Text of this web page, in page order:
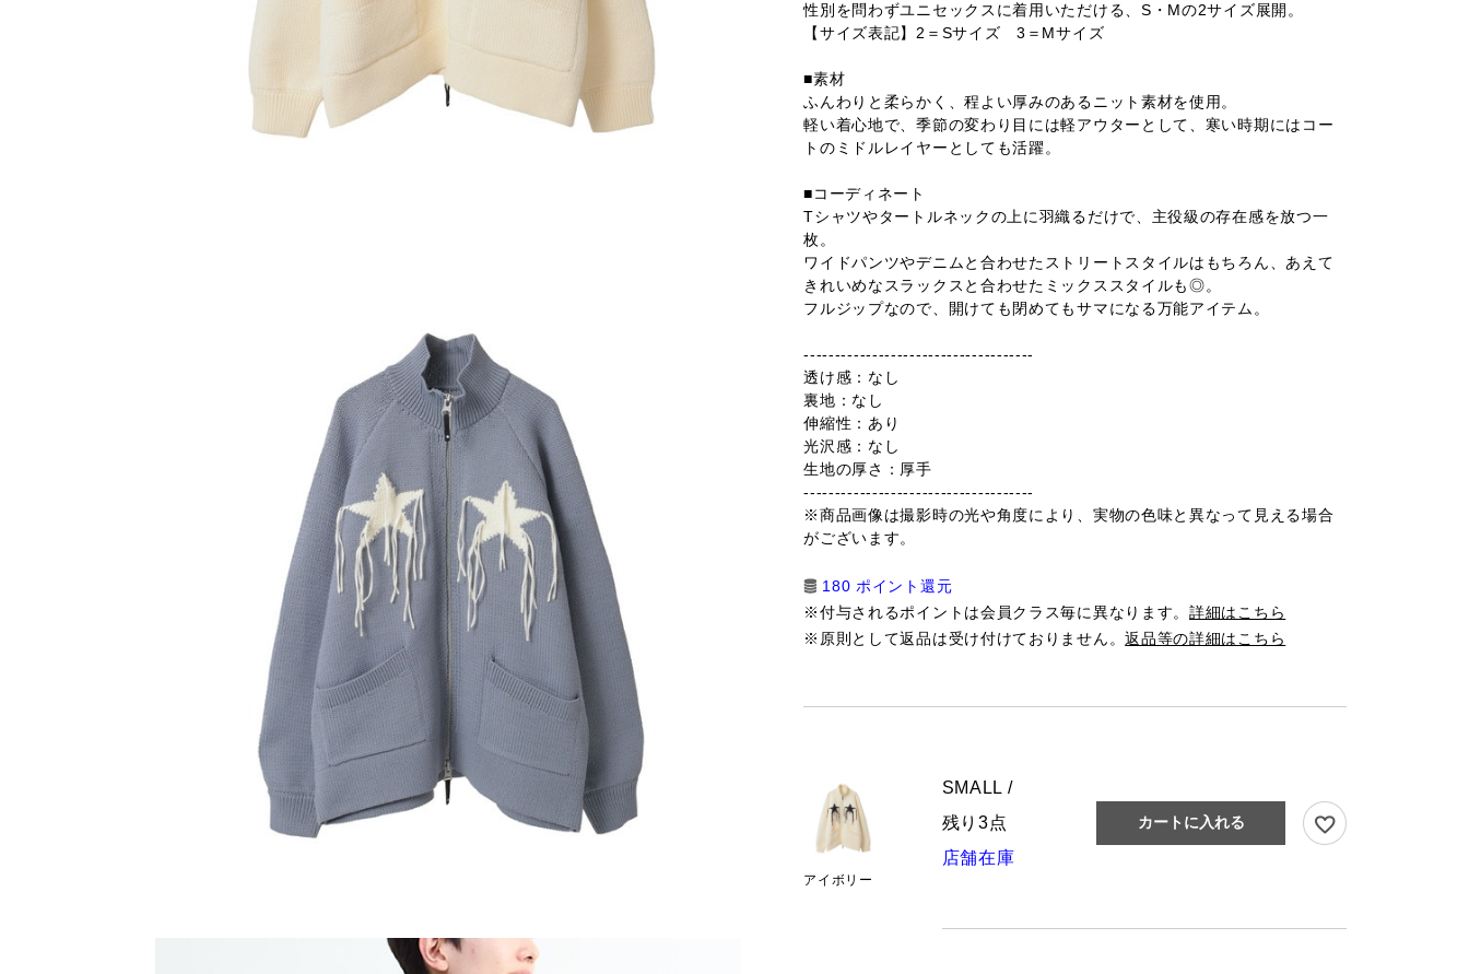
性別を問わずユニセックスに着用いただける、S・Mの2サイズ展開。
【サイズ表記】2＝Sサイズ 3＝Mサイズ
■素材
ふんわりと柔らかく、程よい厚みのあるニット素材を使用。
軽い着心地で、季節の変わり目には軽アウターとして、寒い時期にはコー
トのミドルレイヤーとしても活躍。
■コーディネート
Tシャツやタートルネックの上に羽織るだけで、主役級の存在感を放つ一
枚。
ワイドパンツやデニムと合わせたストリートスタイルはもちろん、あえて
きれいめなスラックスと合わせたミックススタイルも◎。
フルジップなので、開けても閉めてもサマになる万能アイテム。
-------------------------------------
透け感：なし
裏地：なし
伸縮性：あり
光沢感：なし
生地の厚さ：厚手
-------------------------------------
※商品画像は撮影時の光や角度により、実物の色味と異なって見える場合
がございます。
180 ポイント還元
※付与されるポイントは会員クラス毎に異なります。詳細はこちら
※原則として返品は受け付けておりません。返品等の詳細はこちら
アイボリー
SMALL /
残り3点
店舗在庫
カートに入れる